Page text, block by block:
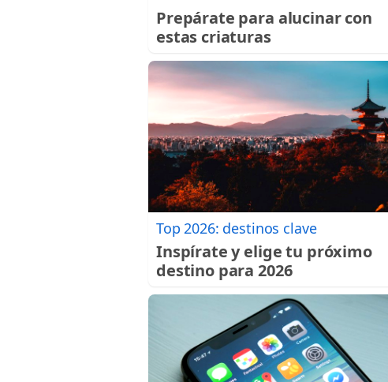
Prepárate para alucinar con
estas criaturas
Top 2026: destinos clave
Inspírate y elige tu próximo
destino para 2026